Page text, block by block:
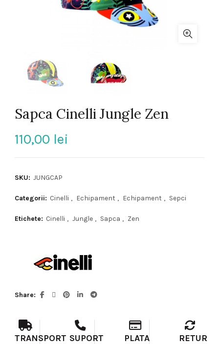
Sapca Cinelli Jungle Zen
110,00 lei
SKU: JUNGCAP
Categorii: Cinelli , Echipament , Echipament , Sepci
Etichete: Cinelli , Jungle , Sapca , Zen
Share
TRANSPORT SUPORT
PLATA
RETUR